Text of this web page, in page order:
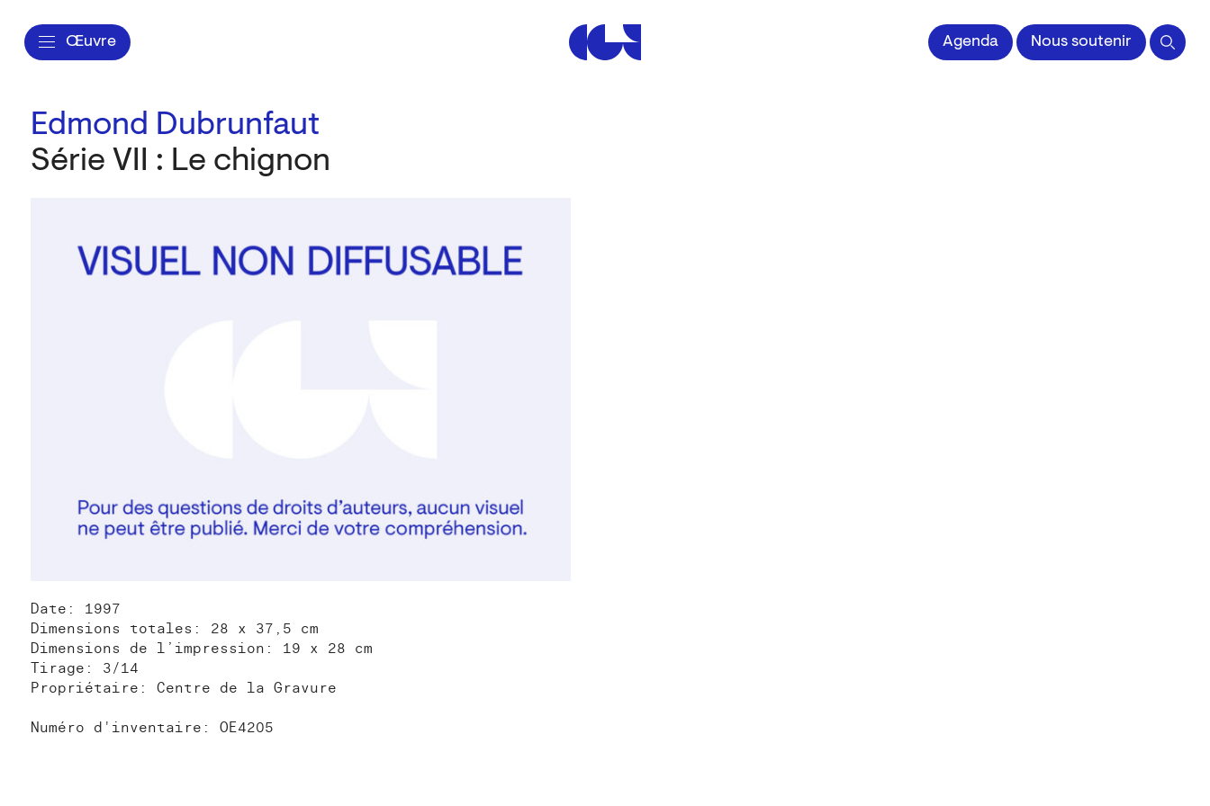
Œuvre Centre de la Gravure et de l'Image impriméeAgenda Nous soutenir
Edmond Dubrunfaut
Série VII : Le chignon
Date: 1997
Dimensions totales: 28 x 37,5 cm
Dimensions de l’impression: 19 x 28 cm
Tirage: 3/14
Propriétaire: Centre de la Gravure
Numéro d'inventaire: OE4205